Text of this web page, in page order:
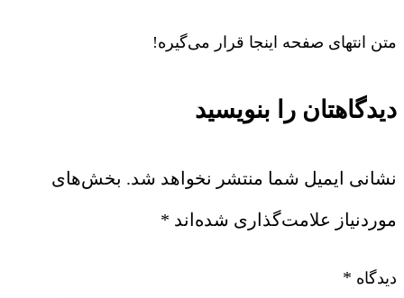
متن انتهای صفحه اینجا قرار می‌گیره!
دیدگاهتان را بنویسید
نشانی ایمیل شما منتشر نخواهد شد. بخش‌های
موردنیاز علامت‌گذاری شده‌اند *
دیدگاه *